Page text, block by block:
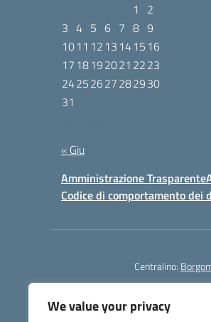
We value your privacy
1
2
3 4 5 6 7 8 9
1011 12 13 1415 16
17 18192021 2223
24252627282930
31
« Giu
Amministrazione Trasparente
Codice di comportamento dei
Centralino: